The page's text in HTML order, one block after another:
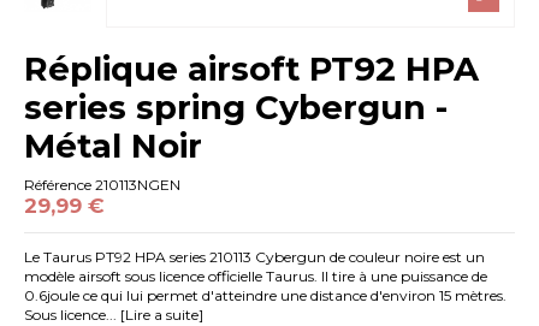
Réplique airsoft PT92 HPA
series spring Cybergun -
Métal Noir
Référence 210113NGEN
29,99 €
Le Taurus PT92 HPA series 210113 Cybergun de couleur noire est un
modèle airsoft sous licence officielle Taurus. Il tire à une puissance de
0.6joule ce qui lui permet d'atteindre une distance d'environ 15 mètres.
Sous licence... [Lire a suite]